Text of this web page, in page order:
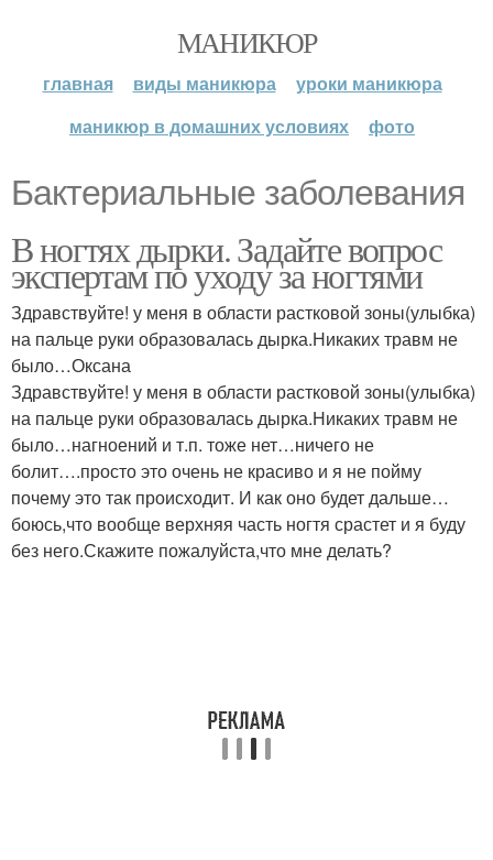
МАНИКЮР
главная виды маникюра
уроки маникюра
маникюр в домашних условиях
фото
Бактериальные заболевания
В ногтях дырки. Задайте вопрос
экспертам по уходу за ногтями
Здравствуйте! у меня в области растковой зоны(улыбка)
на пальце руки образовалась дырка.Никаких травм не
было…Оксана
Здравствуйте! у меня в области растковой зоны(улыбка)
на пальце руки образовалась дырка.Никаких травм не
было…нагноений и т.п. тоже нет…ничего не
болит….просто это очень не красиво и я не пойму
почему это так происходит. И как оно будет дальше…
боюсь,что вообще верхняя часть ногтя срастет и я буду
без него.Скажите пожалуйста,что мне делать?